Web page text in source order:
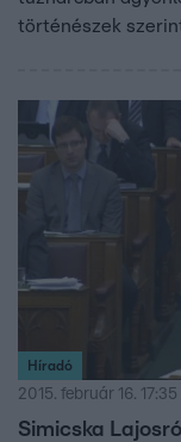
történészek
ellenállóról. Az
Híradó
2015. február 16. 17:35
Simicska